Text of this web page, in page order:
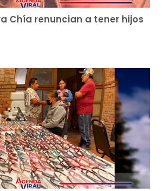
Chía renuncian a tener hijos